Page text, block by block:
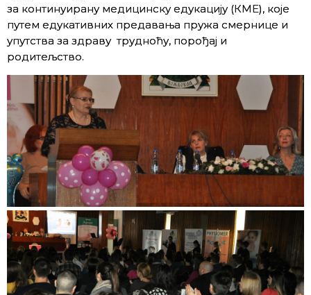
за континуирану медицинску едукацију (КМЕ), које
путем едукативних предавања пружа смернице и
упутства за здраву трудноћу, порођај и
родитељство.